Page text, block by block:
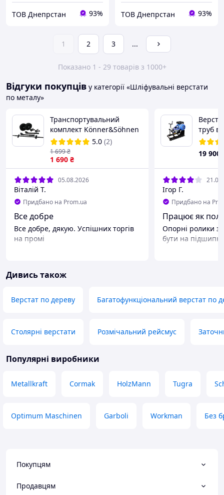
ТОВ Днепрстан 93% ТОВ Днепрстан 93%
1 2 3 ...
Показано 1 - 29 товарів з 1000+
Відгуки покупців у категорії «Шліфувальні верстати
по металу»
Транспортувальний
комплект Könner&Söhnen
KS 10 KIT
5.0 (2)
1 690 ₴
1 699₴
05.08.2026
Віталій Т.
Придбано на Prom.ua
Все добре
Все добре, дякую. Успішних торгів
на промі
труб
19 900
Ігор Г.
Придбано на
Працює як
Опорні ролики
бути на
Дивись також
Верстат по дереву Багатофункціональний верстат по
Столярні верстати Розмічальний рейсмус
Популярні виробники
Metallkraft Cormak HolzMann Tugra
Optimum Maschinen Garboli Workman Без
Покупцям
Продавцям